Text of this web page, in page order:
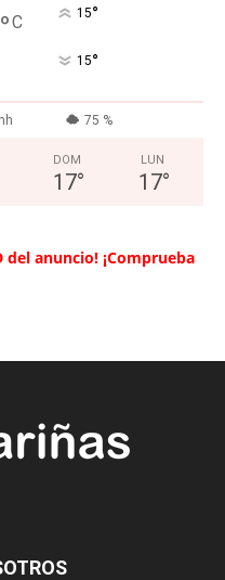
°C 15°
15°
75 %
DOM
17°
LUN
17°
del anuncio! ¡Comprueba